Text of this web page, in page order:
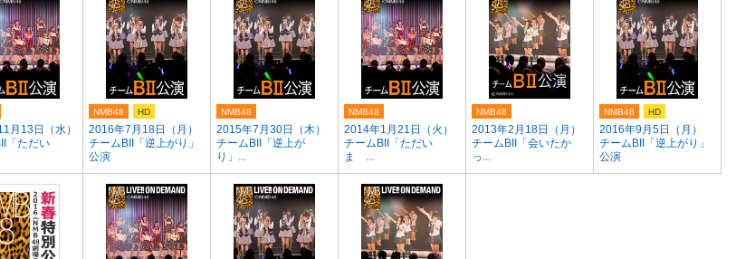
月13日（水）
「ただい
2016年7月18日（月）
チームBII「逆上がり」
公演
NMB48 HD
2015年7月30日（木）
チームBII「逆上が
り」...
NMB48
2014年1月21日（火）
チームBII「ただい
ま ...
NMB48
2013年2月18日（月）
チームBII「会いたか
っ...
NMB48
2016年9月5日（月）
チームBII「逆上がり」
公演
NMB48 HD